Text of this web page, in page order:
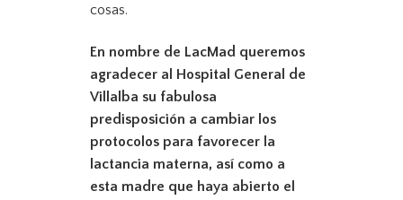
cosas.
En nombre de LacMad queremos
agradecer al Hospital General de
Villalba su fabulosa
predisposición a cambiar los
protocolos para favorecer la
lactancia materna, así como a
esta madre que haya abierto el